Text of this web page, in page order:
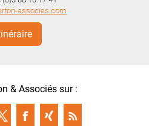
associes.com
& Associés sur :